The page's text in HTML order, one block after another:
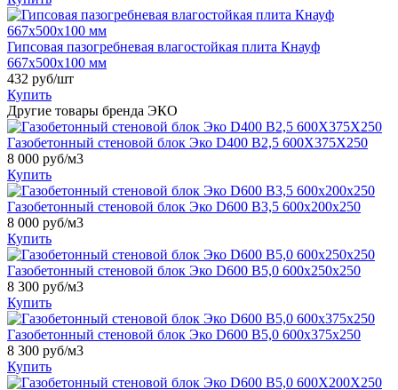
Гипсовая пазогребневая влагостойкая плита Кнауф
667x500x100 мм
432 руб/шт
Купить
Другие товары бренда ЭКО
Газобетонный стеновой блок Эко D400 B2,5 600X375X250
8 000 руб/м3
Купить
Газобетонный стеновой блок Эко D600 B3,5 600x200x250
8 000 руб/м3
Купить
Газобетонный стеновой блок Эко D600 B5,0 600x250x250
8 300 руб/м3
Купить
Газобетонный стеновой блок Эко D600 B5,0 600x375x250
8 300 руб/м3
Купить